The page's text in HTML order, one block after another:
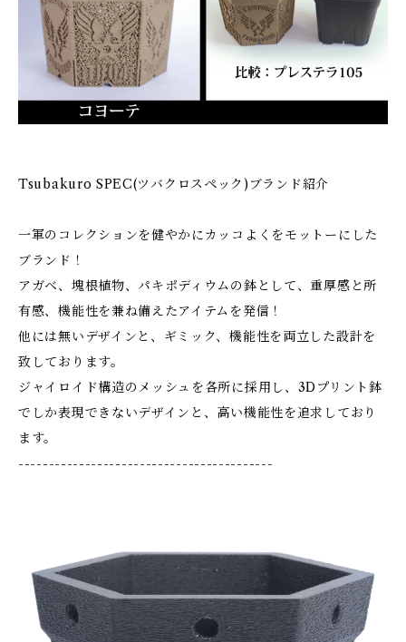
Tsubakuro SPEC(ツバクロスペック)ブランド紹介
一軍のコレクションを健やかにカッコよくをモットーにした
ブランド！
アガベ、塊根植物、パキポディウムの鉢として、重厚感と所
有感、機能性を兼ね備えたアイテムを発信！
他には無いデザインと、ギミック、機能性を両立した設計を
致しております。
ジャイロイド構造のメッシュを各所に採用し、3Dプリント鉢
でしか表現できないデザインと、高い機能性を追求しており
ます。
------------------------------------------